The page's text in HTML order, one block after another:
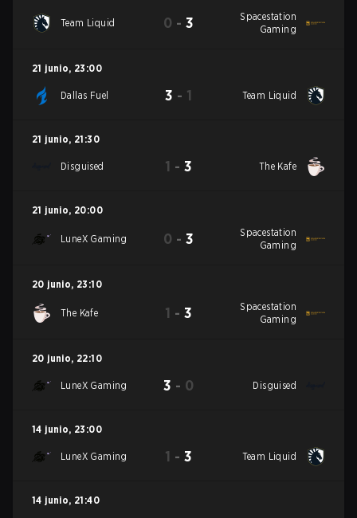
Team Liquid 0 - 3
Spacestation
Gaming
21 junio, 23:00
Dallas Fuel 3 - 1 Team Liquid
21 junio, 21:30
Disguised 1 - 3 The Kafe
21 junio, 20:00
LuneX Gaming 0 - 3
Spacestation
Gaming
20 junio, 23:10
The Kafe 1 - 3
Spacestation
Gaming
20 junio, 22:10
LuneX Gaming 3 - 0 Disguised
14 junio, 23:00
LuneX Gaming 1 - 3 Team Liquid
14 junio, 21:40